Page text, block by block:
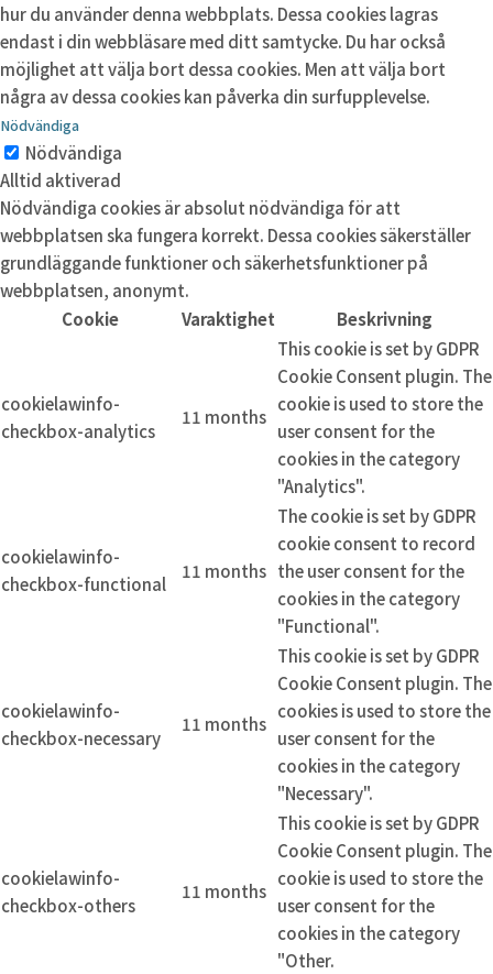
hur du använder denna webbplats. Dessa cookies lagras
endast i din webbläsare med ditt samtycke. Du har också
möjlighet att välja bort dessa cookies. Men att välja bort
några av dessa cookies kan påverka din surfupplevelse.
Nödvändiga
Nödvändiga
Alltid aktiverad
Nödvändiga cookies är absolut nödvändiga för att
webbplatsen ska fungera korrekt. Dessa cookies säkerställer
grundläggande funktioner och säkerhetsfunktioner på
webbplatsen, anonymt.
Cookie
Varaktighet Beskrivning
cookielawinfo-
checkbox-analytics
11 months
This cookie is set by GDPR
Cookie Consent plugin. The
cookie is used to store the
user consent for the
cookies in the category
"Analytics".
cookielawinfo-
checkbox-functional
11 months
The cookie is set by GDPR
cookie consent to record
the user consent for the
cookies in the category
"Functional".
cookielawinfo-
checkbox-necessary
11 months
This cookie is set by GDPR
Cookie Consent plugin. The
cookies is used to store the
user consent for the
cookies in the category
"Necessary".
cookielawinfo-
checkbox-others
11 months
This cookie is set by GDPR
Cookie Consent plugin. The
cookie is used to store the
user consent for the
cookies in the category
"Other.